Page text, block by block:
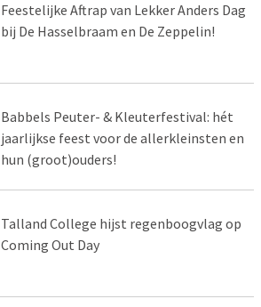
Feestelijke Aftrap van Lekker Anders Dag
bij De Hasselbraam en De Zeppelin!
Babbels Peuter- & Kleuterfestival: hét
jaarlijkse feest voor de allerkleinsten en
hun (groot)ouders!
Talland College hijst regenboogvlag op
Coming Out Day